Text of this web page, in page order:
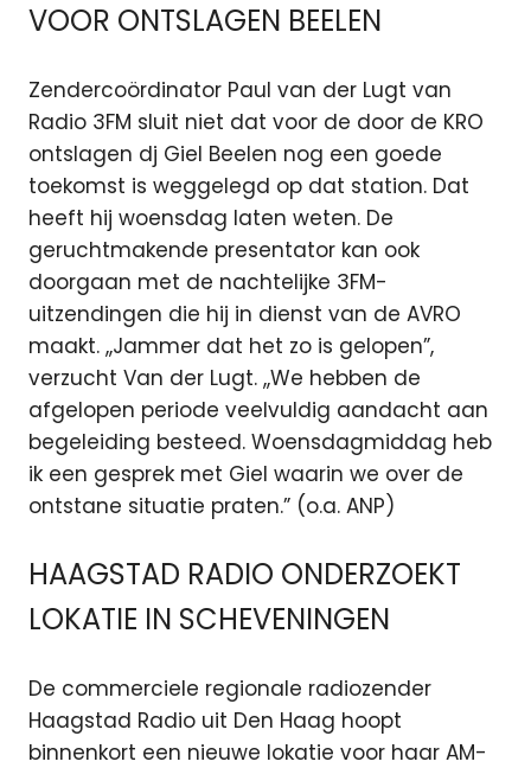
VOOR ONTSLAGEN BEELEN
Zendercoördinator Paul van der Lugt van
Radio 3FM sluit niet dat voor de door de KRO
ontslagen dj Giel Beelen nog een goede
toekomst is weggelegd op dat station. Dat
heeft hij woensdag laten weten. De
geruchtmakende presentator kan ook
doorgaan met de nachtelijke 3FM-
uitzendingen die hij in dienst van de AVRO
maakt. ,,Jammer dat het zo is gelopen”,
verzucht Van der Lugt. ,,We hebben de
afgelopen periode veelvuldig aandacht aan
begeleiding besteed. Woensdagmiddag heb
ik een gesprek met Giel waarin we over de
ontstane situatie praten.” (o.a. ANP)
HAAGSTAD RADIO ONDERZOEKT
LOKATIE IN SCHEVENINGEN
De commerciele regionale radiozender
Haagstad Radio uit Den Haag hoopt
binnenkort een nieuwe lokatie voor haar AM-